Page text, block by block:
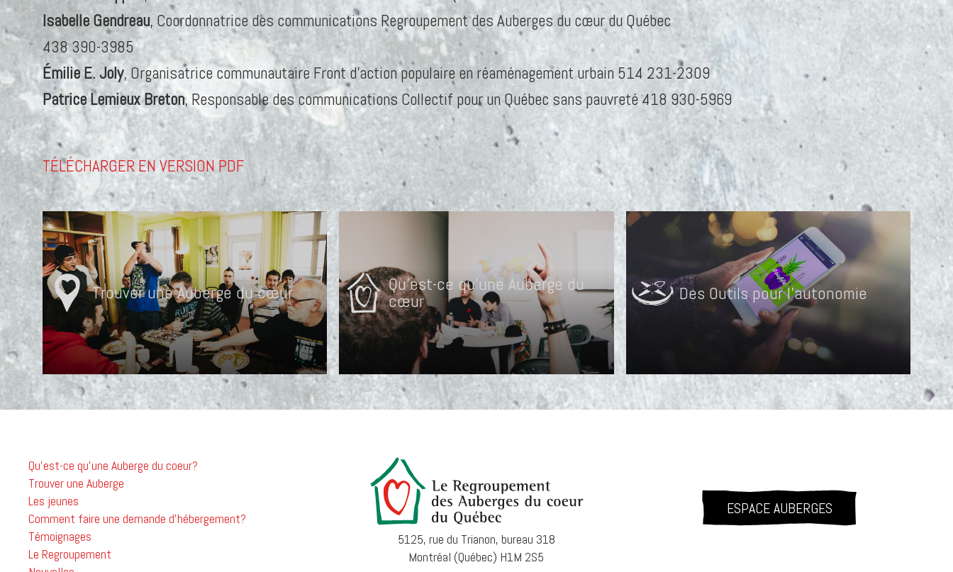
Isabelle Gendreau, Coordonnatrice des communications Regroupement des Auberges du cœur du Québec
438 390-3985
Émilie E. Joly, Organisatrice communautaire Front d’action populaire en réaménagement urbain 514 231-2309
Patrice Lemieux Breton, Responsable des communications Collectif pour un Québec sans pauvreté 418 930-5969
TÉLÉCHARGER EN VERSION PDF
Trouver une Auberge du cœur Qu'est-ce qu'une Auberge du
cœur Des Outils pour l'autonomie
Qu'est-ce qu'une Auberge du coeur?
Trouver une Auberge
Les jeunes
Comment faire une demande d'hébergement?
Témoignages
Le Regroupement
5125, rue du Trianon, bureau 318
Montréal (Québec) H1M 2S5
ESPACE AUBERGES